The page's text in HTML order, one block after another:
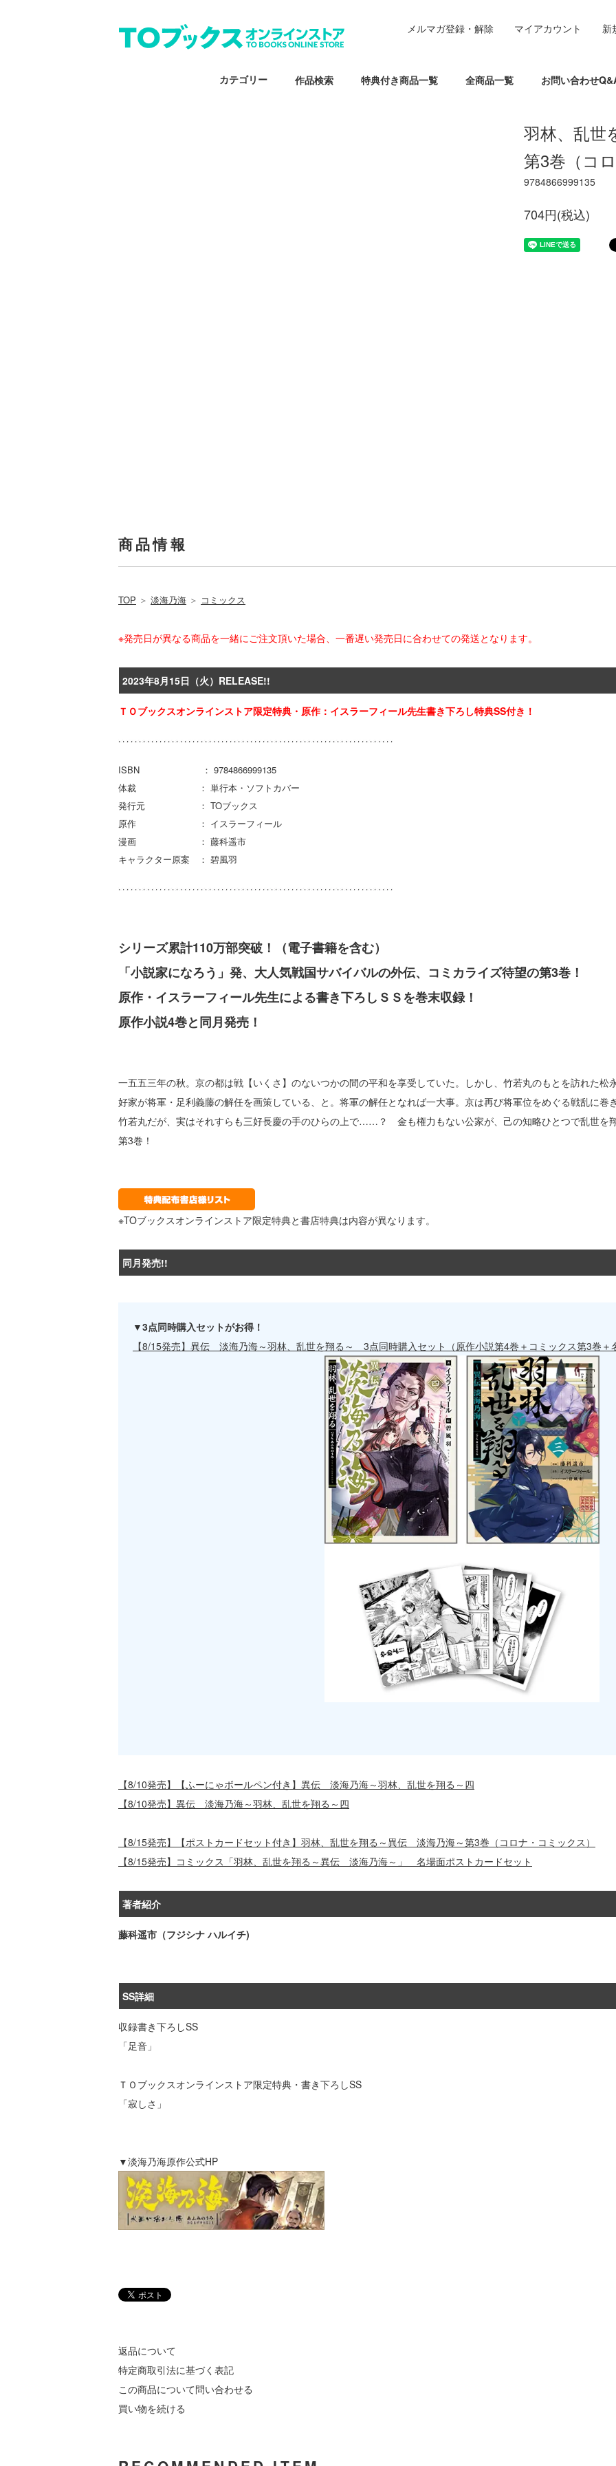
カテゴリー 作品検索 特典付き商品一覧 全商品一覧 お問い合わせ
メルマガ登録・解除 マイアカウント 新
羽林、乱世
第3巻（コ
9784866999135
704円(税込)
商品情報
TOP ＞ 淡海乃海 ＞ コミックス
※発売日が異なる商品を一緒にご注文頂いた場合、一番遅い発売日に合わせての発送となります。
2023年8月15日（火）RELEASE!!
ＴＯブックスオンラインストア限定特典・原作：イスラーフィール先生書き下ろし特典SS付き！
ISBN ： 9784866999135
体裁 ： 単行本・ソフトカバー
発行元 ： TOブックス
原作 ： イスラーフィール
漫画 ： 藤科遥市
キャラクター原案 ： 碧風羽
シリーズ累計110万部突破！（電子書籍を含む）
「小説家になろう」発、大人気戦国サバイバルの外伝、コミカライズ待望の第3巻！
原作・イスラーフィール先生による書き下ろしＳＳを巻末収録！
原作小説4巻と同月発売！
一五五三年の秋。京の都は戦【いくさ】のないつかの間の平和を享受していた。しかし、竹若丸のもとを訪れた松
好家が将軍・足利義藤の解任を画策している、と。将軍の解任となれば一大事。京は再び将軍位をめぐる戦乱に巻
竹若丸だが、実はそれすらも三好長慶の手のひらの上で……？ 金も権力もない公家が、己の知略ひとつで乱世を
第3巻！
※TOブックスオンラインストア限定特典と書店特典は内容が異なります。
同月発売!!
▼3点同時購入セットがお得！
【8/15発売】異伝 淡海乃海～羽林、乱世を翔る～ 3点同時購入セット（原作小説第4巻＋コミックス第3巻＋
【8/10発売】【ふーにゃボールペン付き】異伝 淡海乃海～羽林、乱世を翔る～四
【8/10発売】異伝 淡海乃海～羽林、乱世を翔る～四
【8/15発売】【ポストカードセット付き】羽林、乱世を翔る～異伝 淡海乃海～第3巻（コロナ・コミックス）
【8/15発売】コミックス「羽林、乱世を翔る～異伝 淡海乃海～」 名場面ポストカードセット
著者紹介
藤科遥市（フジシナ ハルイチ)
SS詳細
収録書き下ろしSS
「足音」
ＴＯブックスオンラインストア限定特典・書き下ろしSS
「寂しさ」
▼淡海乃海原作公式HP
返品について
特定商取引法に基づく表記
この商品について問い合わせる
買い物を続ける